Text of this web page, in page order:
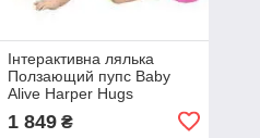
Інтерактивна лялька
Ползающий пупс Baby
Alive Harper Hugs
Electronic Crawling Baby
Doll F9709
1 849₴